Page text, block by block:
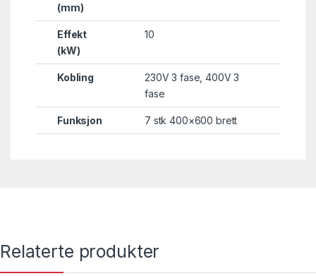
(mm)
Effekt
(kW)
10
Kobling 230V 3 fase ,400V 3
fase
Funksjon 7 stk 400×600 brett
Relaterte produkter